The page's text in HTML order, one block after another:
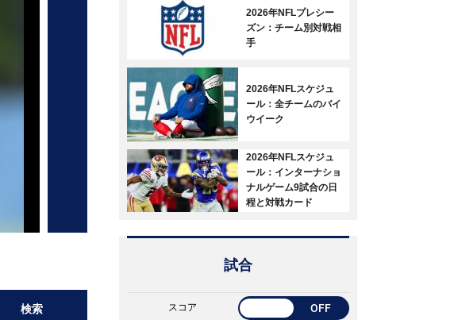
検索
2026年NFLプレシー
ズン：チーム別対戦相
手
2026年NFLスケジュ
ール：全チームのバイ
ウイーク
2026年NFLスケジュ
ール：インターナショ
ナルゲーム9試合の日
程と対戦カード
試合
スコア OFF